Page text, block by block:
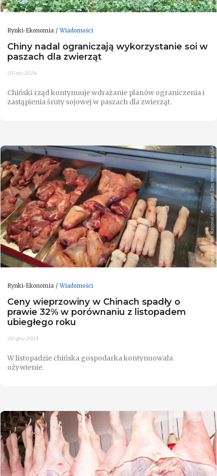
Rynki-Ekonomia Wiadomości
Chiny nadal ograniczają wykorzystanie soi w
paszach dla zwierząt
03-sty-2024
Chiński rząd kontynuuje wdrażanie planów ograniczenia i
zastąpienia śruty sojowej w paszach dla zwierząt.
Rynki-Ekonomia Wiadomości
Ceny wieprzowiny w Chinach spadły o
prawie 32% w porównaniu z listopadem
ubiegłego roku
20-gru-2023
W listopadzie chińska gospodarka kontynuowała
ożywienie.